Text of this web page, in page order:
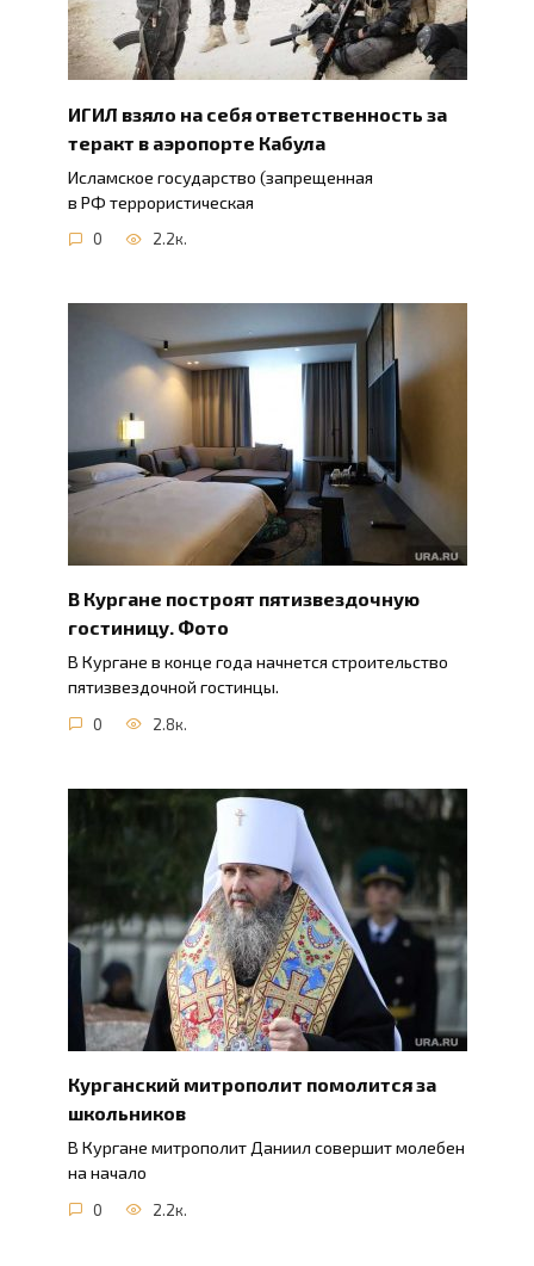
ИГИЛ взяло на себя ответственность за
теракт в аэропорте Кабула
Исламское государство (запрещенная
в РФ террористическая
0 2.2к.
В Кургане построят пятизвездочную
гостиницу. Фото
В Кургане в конце года начнется строительство
пятизвездочной гостинцы.
0 2.8к.
Курганский митрополит помолится за
школьников
В Кургане митрополит Даниил совершит молебен
на начало
0 2.2к.